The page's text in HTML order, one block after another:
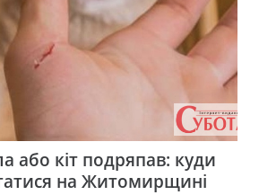
або кіт подряпав: куди
на Житомирщині